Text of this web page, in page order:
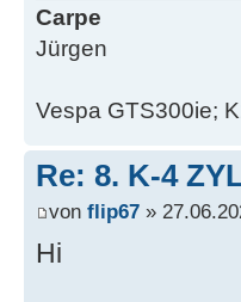
Carpe
Jürgen
Vespa GTS300ie;
Re: 8. K-4
von flip67 »
Hi